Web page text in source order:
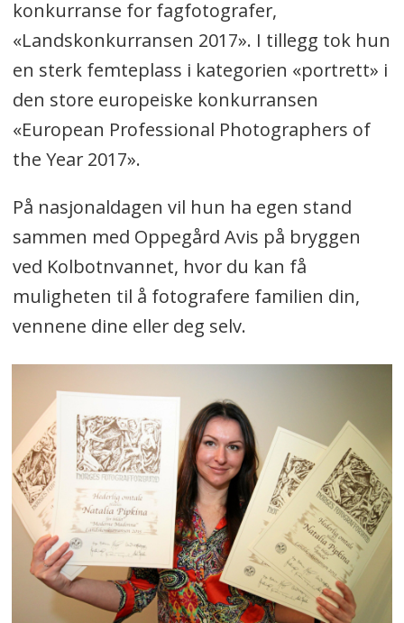
konkurranse for fagfotografer,
«Landskonkurransen 2017». I tillegg tok hun
en sterk femteplass i kategorien «portrett» i
den store europeiske konkurransen
«European Professional Photographers of
the Year 2017».
På nasjonaldagen vil hun ha egen stand
sammen med Oppegård Avis på bryggen
ved Kolbotnvannet, hvor du kan få
muligheten til å fotografere familien din,
vennene dine eller deg selv.